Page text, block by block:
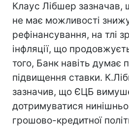
Клаус Лібшер
не має можливості
рефінансування, на тлі
інфляції, що
того, Банк навіть думає
підвищення ставки.
зазначив, що ЄЦБ
дотримуватися
грошово-кредитної